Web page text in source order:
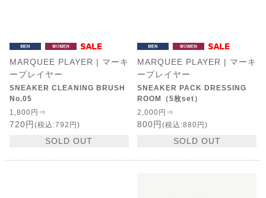
MARQUEE PLAYER | マーキ
ープレイヤー
SNEAKER CLEANING BRUSH
No.05
1,800円⇒
720円 (税込:792円)
SOLD OUT
MARQUEE PLAYER | マーキ
ープレイヤー
SNEAKER PACK DRESSING
ROOM（5枚set）
2,000円⇒
800円 (税込:880円)
SOLD OUT